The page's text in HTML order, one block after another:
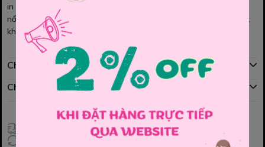
in hình xinh xắn, phần chân váy kết cườm 100%,cực lấp lánh và
nổi bật bên trong lót vài cotton, không gây cảm giác dính ngứa,
khó chịu cho bé. Bé mặc rất iu Mom nhé !!!
Chính sách mua hàng
Chính sách đổi hàng
Giao hàng toàn quốc
Đổi hàng 3 ngày (HCM), 7 ngày (Tỉnh)